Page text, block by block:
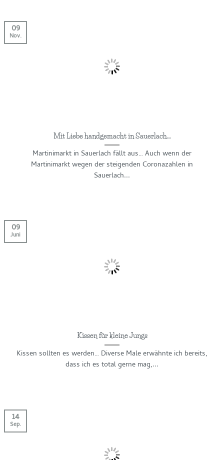
Mit Liebe handgemacht in Sauerlach…
Martinimarkt in Sauerlach fällt aus… Auch wenn der
Martinimarkt wegen der steigenden Coronazahlen in
Sauerlach...
09
Nov.
Kissen für kleine Jungs
Kissen sollten es werden… Diverse Male erwähnte ich bereits,
dass ich es total gerne mag,...
09
Juni
14
Sep.